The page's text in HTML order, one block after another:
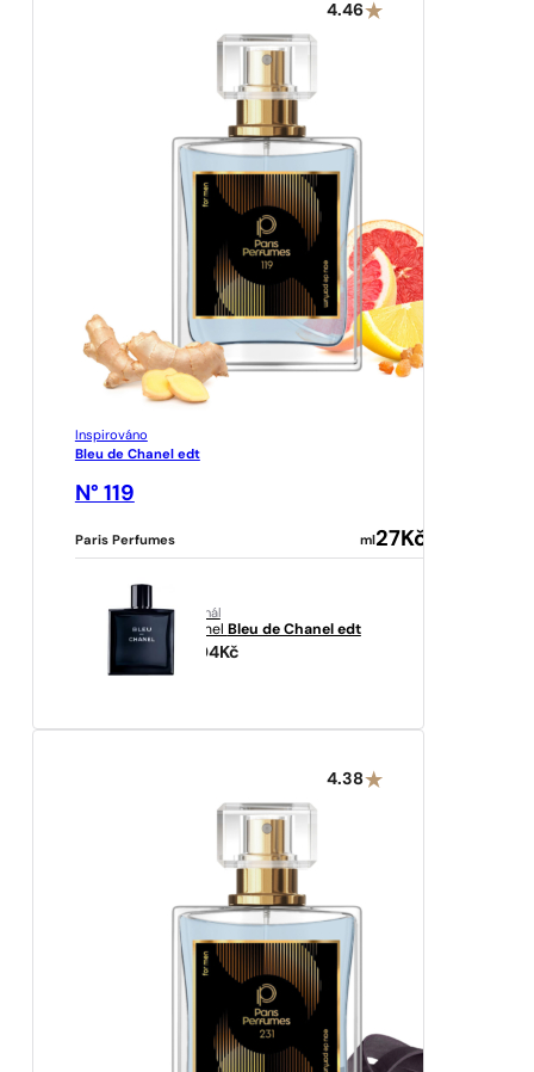
4.46
Inspirováno
Bleu de Chanel edt
N° 119
Paris Perfumes ml27Kč
originál
Chanel Bleu de Chanel edt
3204Kč
4.38